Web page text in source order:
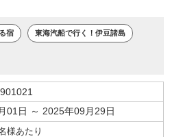
宿 東海汽船で行く！伊豆諸島
01日 ～ 2025年09月29日
様あたり